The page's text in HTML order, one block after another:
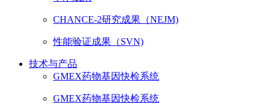
CHANCE-2研究成果（NEJM)
性能验证成果（SVN)
技术与产品
GMEX药物基因快检系统
GMEX药物基因快检系统